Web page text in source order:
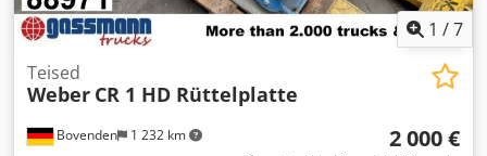
1 /7
Bovenden 1 232 km
Teised
Weber CR 1 HD Rüttelplatte
2 000 €